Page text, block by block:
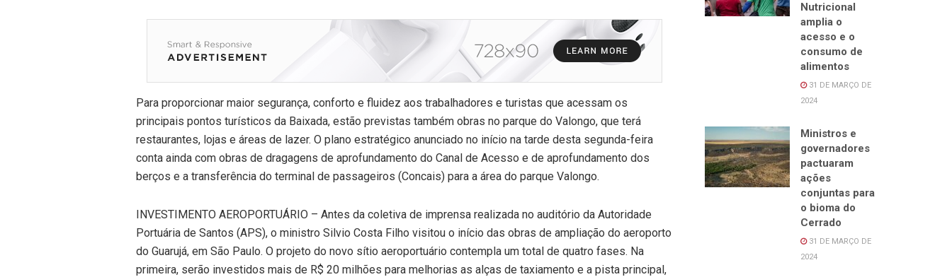
Para proporcionar maior segurança, conforto e fluidez aos trabalhadores e turistas que acessam os
principais pontos turísticos da Baixada, estão previstas também obras no parque do Valongo, que terá
restaurantes, lojas e áreas de lazer. O plano estratégico anunciado no início na tarde desta segunda-feira
conta ainda com obras de dragagens de aprofundamento do Canal de Acesso e de aprofundamento dos
berços e a transferência do terminal de passageiros (Concais) para a área do parque Valongo.
INVESTIMENTO AEROPORTUÁRIO – Antes da coletiva de imprensa realizada no auditório da Autoridade
Portuária de Santos (APS), o ministro Silvio Costa Filho visitou o início das obras de ampliação do aeroporto
do Guarujá, em São Paulo. O projeto do novo sítio aeroportuário contempla um total de quatro fases. Na
primeira, serão investidos mais de R$ 20 milhões para melhorias as alças de taxiamento e a pista principal,
Nutricional
amplia o
acesso e o
consumo de
alimentos
31 DE MARÇO DE
2024
Ministros e
governadores
pactuaram
ações
conjuntas para
o bioma do
Cerrado
31 DE MARÇO DE
2024